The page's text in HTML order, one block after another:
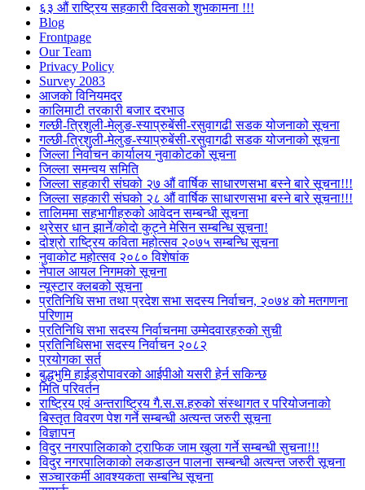
६३ औं राष्ट्रिय सहकारी दिवसको शुभकामना !!!
Blog
Frontpage
Our Team
Privacy Policy
Survey 2083
आजकाे विनियमदर
कालिमाटी तरकारी बजार दरभाउ
गल्छी-त्रिशुली-मेलुङ-स्याप्रुबेंसी-रसुवागढी सडक योजनाको सूचना
गल्छी-त्रिशुली-मेलुङ-स्याप्रुबेंसी-रसुवागढी सडक योजनाको सूचना
जिल्ला निर्वाचन कार्यालय नुवाकोटको सूचना
जिल्ला समन्वय समिति
जिल्ला सहकारी संघको २७ औं वार्षिक साधारणसभा बस्ने बारे सूचना!!!
जिल्ला सहकारी संघको २८ औं वार्षिक साधारणसभा बस्ने बारे सूचना!!!
तालिममा सहभागीहरुको आवेदन सम्बन्धी सूचना
थ्रेसर धान झार्ने/काेदाे कुट्ने मेसिन सम्बन्धि सूचना!
दोश्रो राष्ट्रिय कविता महोत्सव २०७५ सम्बन्धि सूचना
नुवाकोट महोत्सव २०८० विशेषांक
नेपाल आयल निगमको सूचना
न्यूस्टार क्लबको सूचना
प्रतिनिधि सभा तथा प्रदेश सभा सदस्य निर्वाचन, २०७४ को मतगणना
परिणाम
प्रतिनिधि सभा सदस्य निर्वाचनमा उम्मेदवारहरुको सुची
प्रतिनिधिसभा सदस्य निर्वाचन २०८२
प्रयोगका सर्त
बुद्धभुमि हाईड्रोपावरको आईपीओ यसरी हेर्न सकिन्छ
मिति परिवर्तन
राष्ट्रिय एवं अन्तराष्ट्रिय गै.स.स.हरुको संस्थागत र परियोजनाको
बिस्तृत विवरण पेश गर्ने सम्बन्धी अत्यन्त जरुरी सूचना
विज्ञापन
विदुर नगरपालिकाको ट्राफिक जाम खुला गर्ने सम्बन्धी सुचना!!!
विदुर नगरपालिकाको लकडाउन पालना सम्बन्धी अत्यन्त जरुरी सूचना
सञ्चारकर्मी आवश्यकता सम्बन्धि सूचना